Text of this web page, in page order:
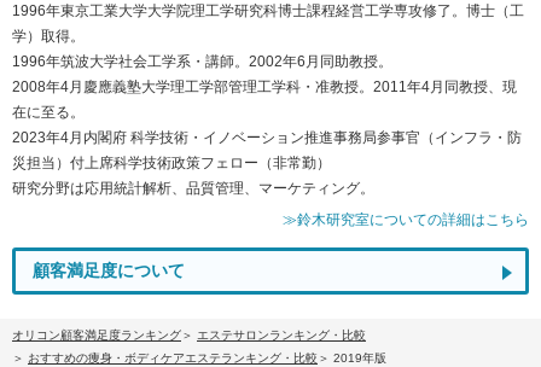
1996年東京工業大学大学院理工学研究科博士課程経営工学専攻修了。博士（工
学）取得。
1996年筑波大学社会工学系・講師。2002年6月同助教授。
2008年4月慶應義塾大学理工学部管理工学科・准教授。2011年4月同教授、現
在に至る。
2023年4月内閣府 科学技術・イノベーション推進事務局参事官（インフラ・防
災担当）付上席科学技術政策フェロー（非常勤）
研究分野は応用統計解析、品質管理、マーケティング。
≫鈴木研究室についての詳細はこちら
顧客満足度について
オリコン顧客満足度ランキング
エステサロンランキング・比較
おすすめの痩身・ボディケアエステランキング・比較
2019年版